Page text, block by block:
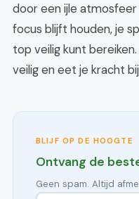
door een ijle
focus blijft houden, je
top veilig kunt
veilig en eet je kracht
BLIJF OP DE HOOGTE
Ontvang de
Geen spam. Altijd